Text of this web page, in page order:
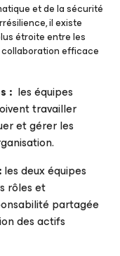
et de la sécurité
il existe
étroite entre les
efficace
: les équipes
travailler
et gérer les
les deux équipes
rôles et
partagée
des actifs